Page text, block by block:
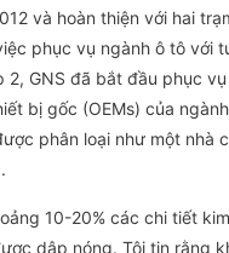
và hoàn thiện với hai
phục vụ ngành ô tô với
2, GNS đã bắt đầu phục
bị gốc (OEMs) của
phân loại như một nhà
10-20% các chi tiết
dập nóng. Tôi tin rằng